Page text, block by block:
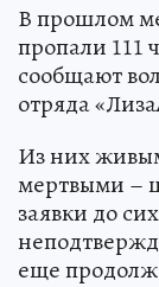
В прошлом
пропали 111
сообщают
отряда
Из них
мертвыми –
заявки до
еще